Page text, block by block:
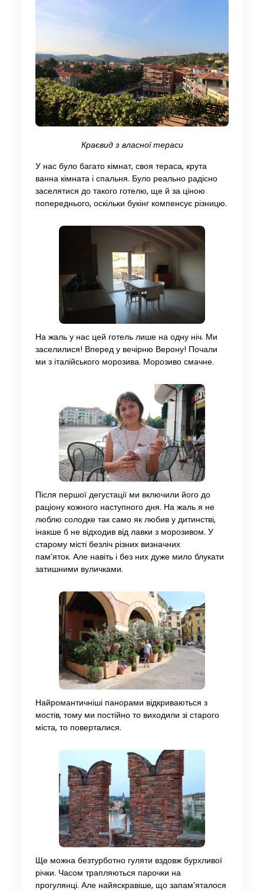
Краєвид з власної тераси
У нас було багато кімнат, своя тераса, крута
ванна кімната і спальня. Було реально радісно
заселятися до такого готелю, ще й за ціною
попереднього, оскільки букінг компенсує різницю.
На жаль у нас цей готель лише на одну ніч. Ми
заселилися! Вперед у вечірню Верону! Почали
ми з італійського морозива. Морозиво смачне.
Після першої дегустації ми включили його до
раціону кожного наступного дня. На жаль я не
люблю солодке так само як любив у дитинстві,
інакше б не відходив від лавки з морозивом. У
старому місті безліч різних визначних
пам’яток. Але навіть і без них дуже мило блукати
затишними вуличками.
Найромантичніші панорами відкриваються з
мостів, тому ми постійно то виходили зі старого
міста, то поверталися.
Ще можна безтурботно гуляти вздовж бурхливої ​​
річки. Часом трапляються парочки на
прогулянці. Але найяскравіше, що запам’яталося